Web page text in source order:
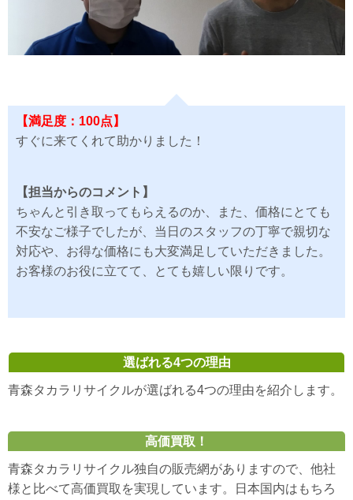
【満足度：100点】
すぐに来てくれて助かりました！
【担当からのコメント】
ちゃんと引き取ってもらえるのか、また、価格にとても
不安なご様子でしたが、当日のスタッフの丁寧で親切な
対応や、お得な価格にも大変満足していただきました。
お客様のお役に立てて、とても嬉しい限りです。
選ばれる4つの理由
青森タカラリサイクルが選ばれる4つの理由を紹介します。
高価買取！
青森タカラリサイクル独自の販売網がありますので、他社
様と比べて高価買取を実現しています。日本国内はもちろ